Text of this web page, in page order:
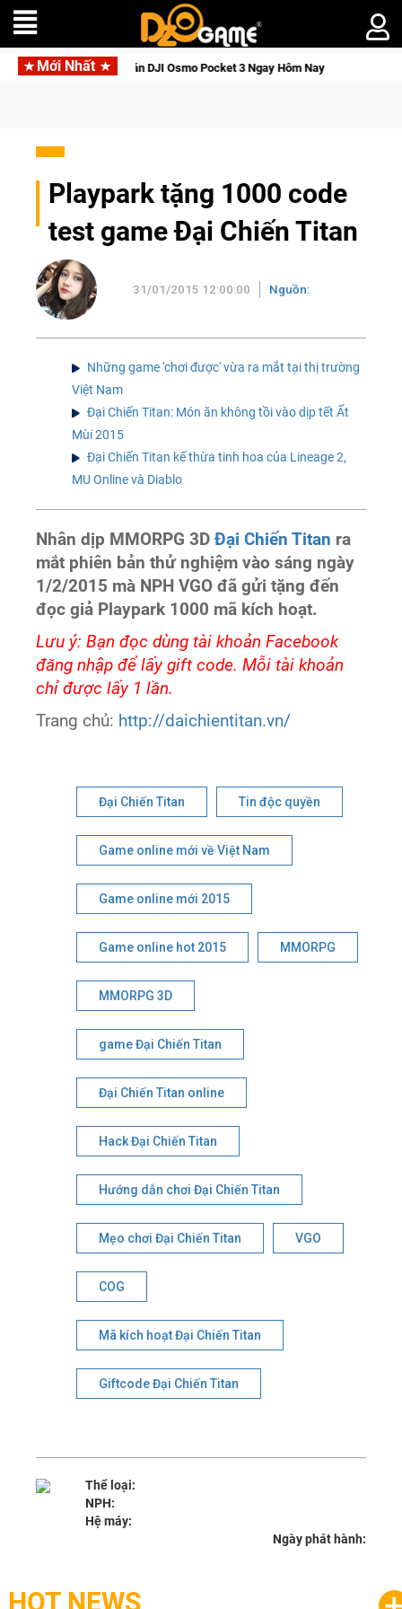
Mới Nhất
Thức Tỉnh, Săn DJI Osmo Pocket 3 Ngay Hôm Nay
Playpark tặng 1000 code
test game Đại Chiến Titan
31/01/2015 12:00:00 Nguồn:
Những game 'chơi được' vừa ra mắt tại thị trường
Việt Nam
Đại Chiến Titan: Món ăn không tồi vào dịp tết Ất
Mùi 2015
Đại Chiến Titan kế thừa tinh hoa của Lineage 2,
MU Online và Diablo
Nhân dịp MMORPG 3DĐại Chiến Titan ra
mắt phiên bản thử nghiệm vào sáng ngày
1/2/2015 mà NPH VGO đã gửi tặng đến
đọc giả Playpark 1000 mã kích hoạt.
Lưu ý: Bạn đọc dùng tài khoản Facebook
đăng nhập để lấy gift code. Mỗi tài khoản
chỉ được lấy 1 lần.
Trang chủ: http://daichientitan.vn/
Đại Chiến Titan Tin độc quyền
Game online mới về Việt Nam
Game online mới 2015
Game online hot 2015 MMORPG
MMORPG 3D
game Đại Chiến Titan
Đại Chiến Titan online
Hack Đại Chiến Titan
Hướng dẫn chơi Đại Chiến Titan
Mẹo chơi Đại Chiến Titan VGO
COG
Mã kích hoạt Đại Chiến Titan
Giftcode Đại Chiến Titan
Thể loại:
NPH:
Hệ máy:
Ngày phát hành:
HOT NEWS